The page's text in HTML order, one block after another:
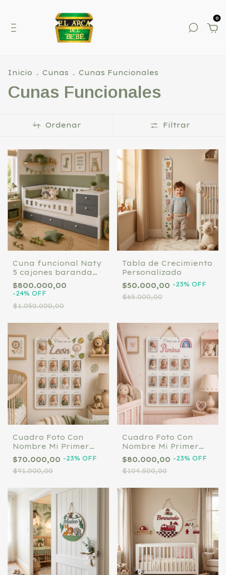
0
Inicio . Cunas . Cunas Funcionales
Cunas Funcionales
Ordenar Filtrar
Cuna funcional Naty
5 cajones baranda
deslizable
$800.000,00
-24% OFF
$1.050.000,00
Tabla de Crecimiento
Personalizado
$50.000,00 -23% OFF
$65.000,00
Cuadro Foto Con
Nombre Mi Primer
Año 45*35 CM
Personalizado
$70.000,00 -23% OFF
$91.000,00
Cuadro Foto Con
Nombre Mi Primer
Año 60*40 CM
Personalizados
$80.000,00 -23% OFF
$104.500,00